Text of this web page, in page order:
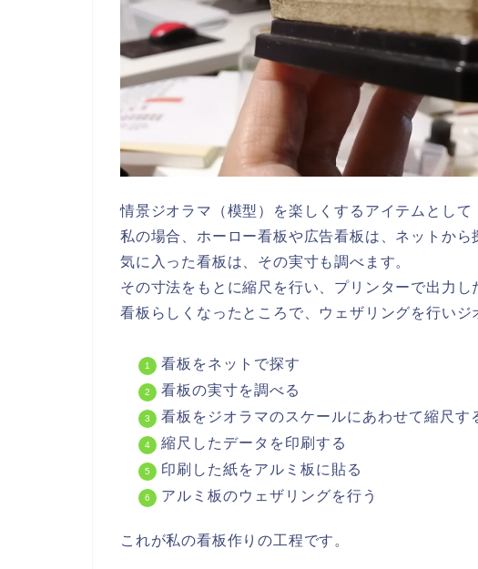
情景ジオラマ（模型）を楽しくするアイテムとして
私の場合、ホーロー看板や広告看板は、ネットから
気に入った看板は、その実寸も調べます。
その寸法をもとに縮尺を行い、プリンターで出力し
看板らしくなったところで、ウェザリングを行いジ
看板をネットで探す
看板の実寸を調べる
看板をジオラマのスケールにあわせて縮尺す
縮尺したデータを印刷する
印刷した紙をアルミ板に貼る
アルミ板のウェザリングを行う
これが私の看板作りの工程です。